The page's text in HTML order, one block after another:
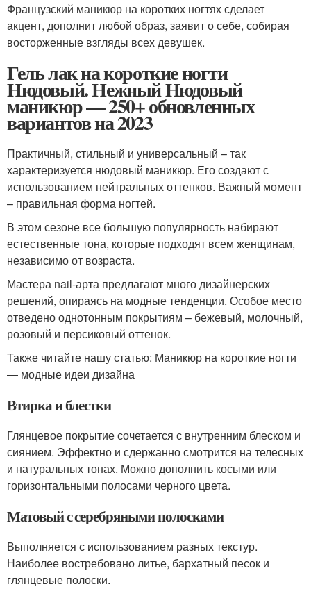
Французский маникюр на коротких ногтях сделает
акцент, дополнит любой образ, заявит о себе, собирая
восторженные взгляды всех девушек.
Гель лак на короткие ногти
Нюдовый. Нежный Нюдовый
маникюр — 250+ обновленных
вариантов на 2023
Практичный, стильный и универсальный – так
характеризуется нюдовый маникюр. Его создают с
использованием нейтральных оттенков. Важный момент
– правильная форма ногтей.
В этом сезоне все большую популярность набирают
естественные тона, которые подходят всем женщинам,
независимо от возраста.
Мастера nail-арта предлагают много дизайнерских
решений, опираясь на модные тенденции. Особое место
отведено однотонным покрытиям – бежевый, молочный,
розовый и персиковый оттенок.
Также читайте нашу статью: Маникюр на короткие ногти
— модные идеи дизайна
Втирка и блестки
Глянцевое покрытие сочетается с внутренним блеском и
сиянием. Эффектно и сдержанно смотрится на телесных
и натуральных тонах. Можно дополнить косыми или
горизонтальными полосами черного цвета.
Матовый с серебряными полосками
Выполняется с использованием разных текстур.
Наиболее востребовано литье, бархатный песок и
глянцевые полоски.